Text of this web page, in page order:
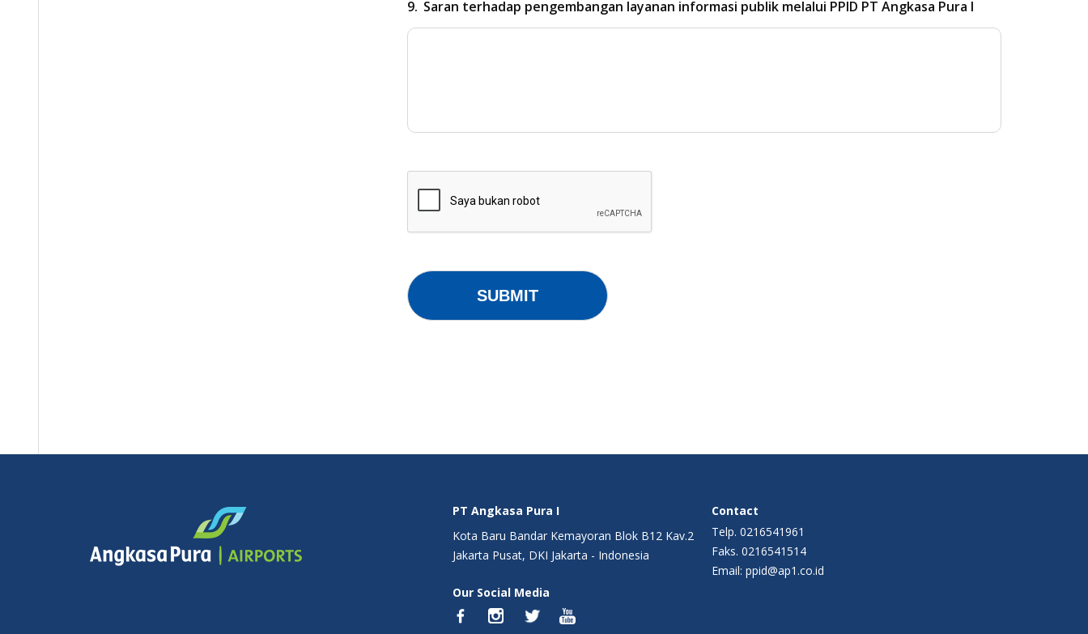
Saran terhadap pengembangan layanan informasi publik melalui PPID PT Angkasa Pura I
PT Angkasa Pura I
Kota Baru Bandar Kemayoran Blok B12 Kav.2
Jakarta Pusat, DKI Jakarta - Indonesia
Contact
Telp. 0216541961
Faks. 0216541514
Email: ppid@ap1.co.id
Our Social Media